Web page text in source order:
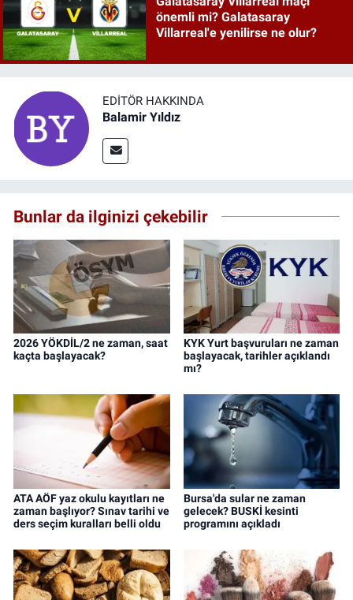
önemli mi? Galatasaray
Villarreal'e yenilirse ne olur?
EDITÖR HAKKINDA
Balamir Yıldız
Bunlar da ilginizi çekebilir
2026 YÖKDİL/2 ne zaman, saat
kaçta başlayacak?
KYK Yurt başvuruları ne zaman
başlayacak, tarihler açıklandı
mı?
ATA AÖF yaz okulu kayıtları ne
zaman başlıyor? Sınav tarihi ve
ders seçim kuralları belli oldu
Bursa'da sular ne zaman
gelecek? BUSKİ kesinti
programını açıkladı